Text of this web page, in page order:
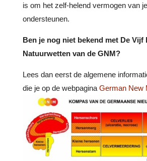
is om het zelf-helend vermogen van
ondersteunen.
Ben je nog niet bekend met De Vijf
Natuurwetten van de GNM?
Lees dan eerst de algemene
die je op de webpagina German New